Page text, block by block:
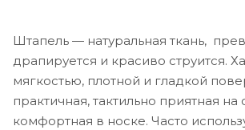
Штапель — натуральная ткань,
драпируется и красиво струится.
мягкостью, плотной и гладкой
практичная, тактильно приятная на
комфортная в носке. Часто